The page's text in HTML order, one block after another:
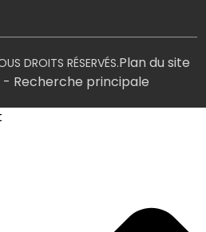
DROITS RÉSERVÉS.Plan du site
- Recherche principale